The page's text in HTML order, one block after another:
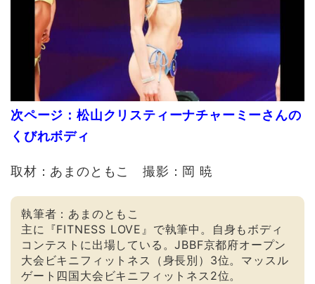
次ページ：松山クリスティーナチャーミーさんの
くびれボディ
取材：あまのともこ 撮影：岡 暁
執筆者：あまのともこ
主に『FITNESS LOVE』で執筆中。自身もボディ
コンテストに出場している。JBBF京都府オープン
大会ビキニフィットネス（身長別）3位。マッスル
ゲート四国大会ビキニフィットネス2位。